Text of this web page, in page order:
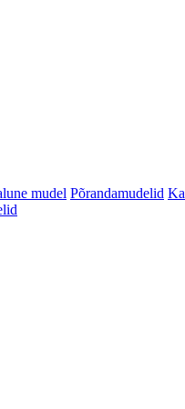
mudel Põrandamudelid